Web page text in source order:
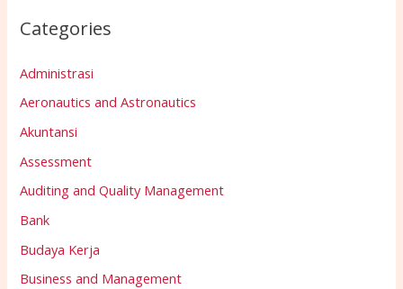
Categories
Administrasi
Aeronautics and Astronautics
Akuntansi
Assessment
Auditing and Quality Management
Bank
Budaya Kerja
Business and Management